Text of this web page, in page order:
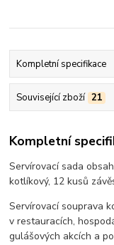
Kompletní specifikace
Související zboží 21
Kompletní
Servírovací sada
kotlíkový, 12 kusů
Servírovací souprava
v restauracích,
gulášových akcích a